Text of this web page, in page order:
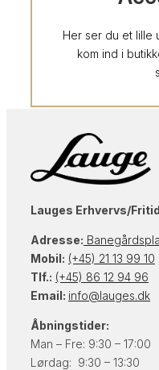
Her ser du et lille
kom ind i
Lauges Erhvervs/
Adresse:
Mobil: (+45) 21 13 99 10
Tlf.: (+45) 86 12 94 96
Email: info@lauges.dk
Åbningstider:
Man – Fre: 9:30 – 17:00
Lørdag: 9:30 – 13:30